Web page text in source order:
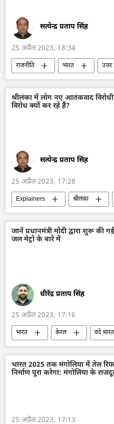
सत्येन्द्र प्रताप सिंह
25 अप्रैल 2023, 18:34
राजनीति भारत
उत्तर
योगी आदित्यनाथ
अपराध
अतीक अहमद की हत्या
श्रीलंका में लोग नए आतंकवाद
विरोध क्यों कर रहे हैं?
सत्येन्द्र प्रताप सिंह
25 अप्रैल 2023, 17:28
Explainers श्रीलंका
विवाद
आतंकवाद
आतंकवाद का मुकाबला
जानें प्रधानमंत्री मोदी द्वारा शुरू की
जल मेट्रो के बारे में
धीरेंद्र प्रताप सिंह
25 अप्रैल 2023, 17:16
भारत केरल
वंदे
Make in India
नरेन्द्र मोदी
भारत 2025 तक मंगोलिया में तेल
निर्माण पूरा करेगा: मंगोलिया के
25 अप्रैल 2023, 17:13